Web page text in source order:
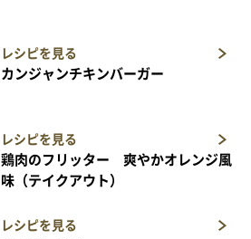
レシピを見る
カンジャンチキンバーガー
レシピを見る
鶏肉のフリッター 爽やかオレンジ風
味（テイクアウト）
レシピを見る